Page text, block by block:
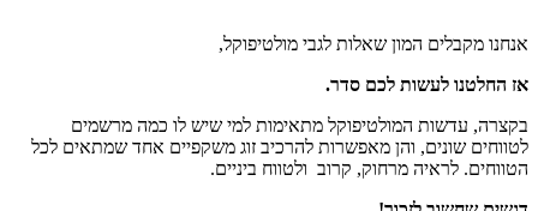
אנחנו מקבלים המון שאלות לגבי מולטיפוקל,
אז החלטנו לעשות לכם סדר.
בקצרה, עדשות המולטיפוקל מתאימות למי שיש לו כמה מרשמים
לטווחים שונים, והן מאפשרות להרכיב זוג משקפיים אחד שמתאים לכל
הטווחים. לראיה מרחוק, קרוב ולטווח ביניים.